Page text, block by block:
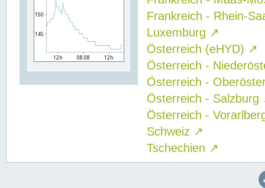
Frankreich - Rhein-
Luxemburg ↗
Österreich (eHYD) ↗
Österreich -
Österreich -
Österreich - Salzburg
Österreich -
Schweiz ↗
Tschechien ↗